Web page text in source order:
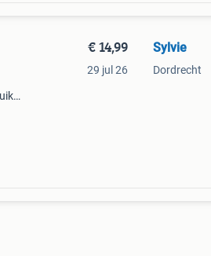
€ 14,99
29 jul 26
Sylvie
Dordrecht